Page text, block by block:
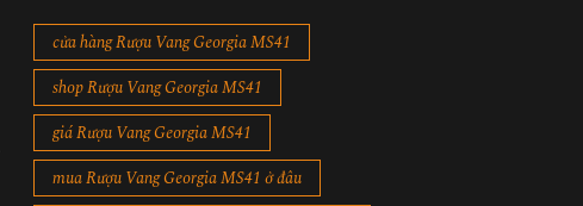
cửa hàng Rượu Vang Georgia MS41
shop Rượu Vang Georgia MS41
giá Rượu Vang Georgia MS41
mua Rượu Vang Georgia MS41 ở đâu